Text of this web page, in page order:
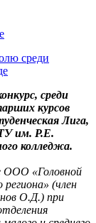
среди
курсов
Лига,
им. Р.Е.
колледжа.
ООО «Головной
(член
О.Д.) при